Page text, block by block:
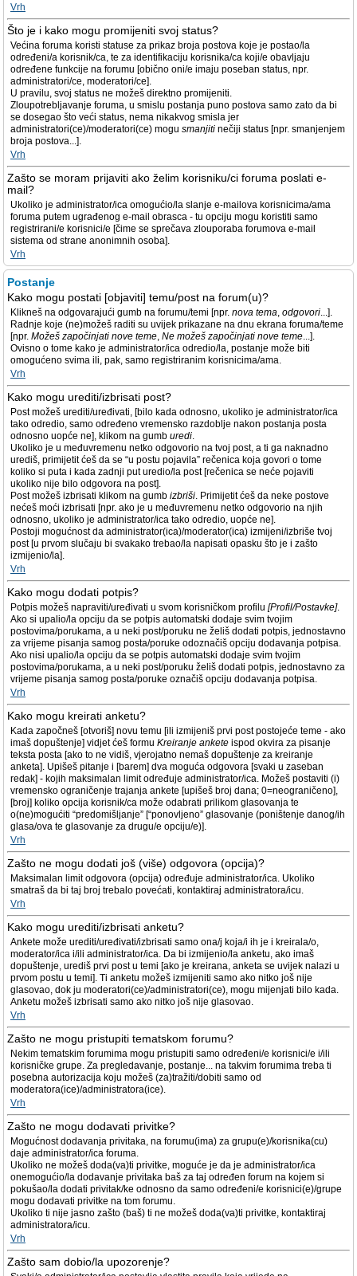
Vrh
Što je i kako mogu promijeniti svoj status?
Većina foruma koristi statuse za prikaz broja postova koje je postao/la
određeni/a korisnik/ca, te za identifikaciju korisnika/ca koji/e obavljaju
određene funkcije na forumu [obično oni/e imaju poseban status, npr.
administratori/ce, moderatori/ce].
U pravilu, svoj status ne možeš direktno promijeniti.
Zloupotrebljavanje foruma, u smislu postanja puno postova samo zato da bi
se dosegao što veći status, nema nikakvog smisla jer
administratori(ce)/moderatori(ce) mogu smanjiti nečiji status [npr. smanjenjem
broja postova...].
Vrh
Zašto se moram prijaviti ako želim korisniku/ci foruma poslati e-
mail?
Ukoliko je administrator/ica omogućio/la slanje e-mailova korisnicima/ama
foruma putem ugrađenog e-mail obrasca - tu opciju mogu koristiti samo
registrirani/e korisnici/e [čime se sprečava zlouporaba forumova e-mail
sistema od strane anonimnih osoba].
Vrh
Postanje
Kako mogu postati [objaviti] temu/post na forum(u)?
Klikneš na odgovarajući gumb na forumu/temi [npr. nova tema, odgovori...].
Radnje koje (ne)možeš raditi su uvijek prikazane na dnu ekrana foruma/teme
[npr. Možeš započinjati nove teme, Ne možeš započinjati nove teme...].
Ovisno o tome kako je administrator/ica odredio/la, postanje može biti
omogućeno svima ili, pak, samo registriranim korisnicima/ama.
Vrh
Kako mogu urediti/izbrisati post?
Post možeš urediti/uređivati, [bilo kada odnosno, ukoliko je administrator/ica
tako odredio, samo određeno vremensko razdoblje nakon postanja posta
odnosno uopće ne], klikom na gumb uredi.
Ukoliko je u međuvremenu netko odgovorio na tvoj post, a ti ga naknadno
urediš, primijetit ćeš da se “u postu pojavila” rečenica koja govori o tome
koliko si puta i kada zadnji put uredio/la post [rečenica se neće pojaviti
ukoliko nije bilo odgovora na post].
Post možeš izbrisati klikom na gumb izbriši. Primijetit ćeš da neke postove
nećeš moći izbrisati [npr. ako je u međuvremenu netko odgovorio na njih
odnosno, ukoliko je administrator/ica tako odredio, uopće ne].
Postoji mogućnost da administrator(ica)/moderator(ica) izmijeni/izbriše tvoj
post [u prvom slučaju bi svakako trebao/la napisati opasku što je i zašto
izmijenio/la].
Vrh
Kako mogu dodati potpis?
Potpis možeš napraviti/uređivati u svom korisničkom profilu [Profil/Postavke].
Ako si upalio/la opciju da se potpis automatski dodaje svim tvojim
postovima/porukama, a u neki post/poruku ne želiš dodati potpis, jednostavno
za vrijeme pisanja samog posta/poruke odoznačiš opciju dodavanja potpisa.
Ako nisi upalio/la opciju da se potpis automatski dodaje svim tvojim
postovima/porukama, a u neki post/poruku želiš dodati potpis, jednostavno za
vrijeme pisanja samog posta/poruke označiš opciju dodavanja potpisa.
Vrh
Kako mogu kreirati anketu?
Kada započneš [otvoriš] novu temu [ili izmijeniš prvi post postojeće teme - ako
imaš dopuštenje] vidjet ćeš formu Kreiranje ankete ispod okvira za pisanje
teksta posta [ako to ne vidiš, vjerojatno nemaš dopuštenje za kreiranje
anketa]. Upišeš pitanje i [barem] dva moguća odgovora [svaki u zaseban
redak] - kojih maksimalan limit određuje administrator/ica. Možeš postaviti (i)
vremensko ograničenje trajanja ankete [upišeš broj dana; 0=neograničeno],
[broj] koliko opcija korisnik/ca može odabrati prilikom glasovanja te
o(ne)mogućiti “predomišljanje” [“ponovljeno” glasovanje (poništenje danog/ih
glasa/ova te glasovanje za drugu/e opciju/e)].
Vrh
Zašto ne mogu dodati još (više) odgovora (opcija)?
Maksimalan limit odgovora (opcija) određuje administrator/ica. Ukoliko
smatraš da bi taj broj trebalo povećati, kontaktiraj administratora/icu.
Vrh
Kako mogu urediti/izbrisati anketu?
Ankete može urediti/uređivati/izbrisati samo ona/j koja/i ih je i kreirala/o,
moderator/ica i/ili administrator/ica. Da bi izmijenio/la anketu, ako imaš
dopuštenje, urediš prvi post u temi [ako je kreirana, anketa se uvijek nalazi u
prvom postu u temi]. Ti anketu možeš izmijeniti samo ako nitko još nije
glasovao, dok ju moderatori(ce)/administratori(ce), mogu mijenjati bilo kada.
Anketu možeš izbrisati samo ako nitko još nije glasovao.
Vrh
Zašto ne mogu pristupiti tematskom forumu?
Nekim tematskim forumima mogu pristupiti samo određeni/e korisnici/e i/ili
korisničke grupe. Za pregledavanje, postanje... na takvim forumima treba ti
posebna autorizacija koju možeš (za)tražiti/dobiti samo od
moderatora(ice)/administratora(ice).
Vrh
Zašto ne mogu dodavati privitke?
Mogućnost dodavanja privitaka, na forumu(ima) za grupu(e)/korisnika(cu)
daje administrator/ica foruma.
Ukoliko ne možeš doda(va)ti privitke, moguće je da je administrator/ica
onemogućio/la dodavanje privitaka baš za taj određen forum na kojem si
pokušao/la dodati privitak/ke odnosno da samo određeni/e korisnici(e)/grupe
mogu dodavati privitke na tom forumu.
Ukoliko ti nije jasno zašto (baš) ti ne možeš doda(va)ti privitke, kontaktiraj
administratora/icu.
Vrh
Zašto sam dobio/la upozorenje?